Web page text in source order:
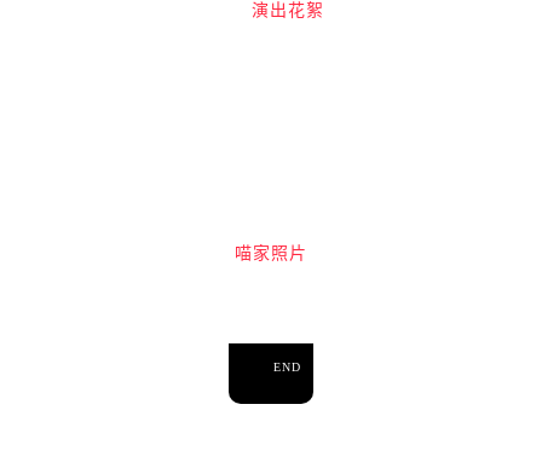
演出花絮
喵家照片
END